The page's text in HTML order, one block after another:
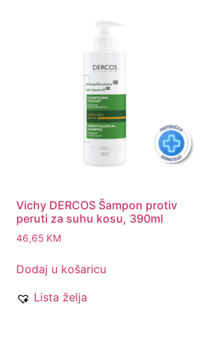
Vichy DERCOS Šampon protiv
peruti za suhu kosu, 390ml
46,65 KM
Dodaj u košaricu
Lista želja